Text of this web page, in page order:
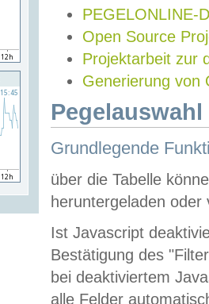
PEGELONLINE-
Open Source
Projektarbeit zur
Generierung von
Grundlegende
über die Tabelle
heruntergeladen oder
Ist Javascript
Bestätigung des
bei deaktiviertem
alle Felder